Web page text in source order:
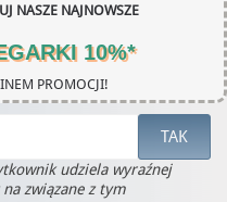
NASZE NAJNOWSZE
10%*
PROMOCJI!
udziela wyraźnej
związane z tym